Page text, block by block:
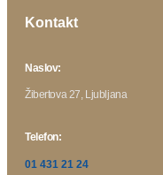
Kontakt
Naslov:
Žibertova 27, Ljubljana
Telefon:
01 431 21 24